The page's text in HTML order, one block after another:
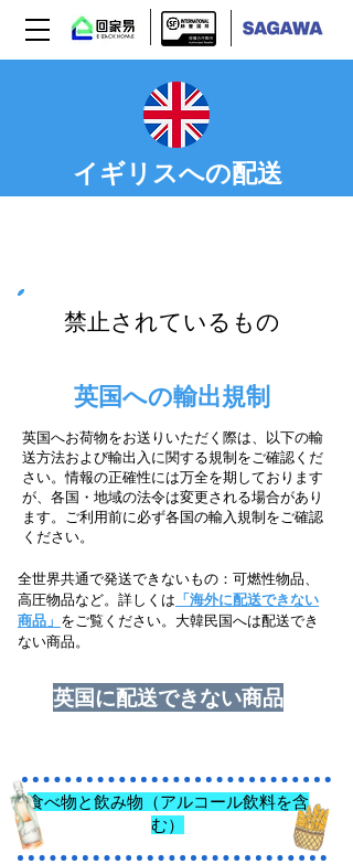
イギリスへの配送
禁止されているもの
英国への輸出規制
英国へお荷物をお送りいただく際は、以下の輸
送方法および輸出入に関する規制をご確認くだ
さい。情報の正確性には万全を期しております
が、各国・地域の法令は変更される場合があり
ます。ご利用前に必ず各国の輸入規制をご確認
ください。
全世界共通で発送できないもの：可燃性物品、
高圧物品など。詳しくは 「海外に配送できない
商品」 をご覧ください。大韓民国へは配送でき
ない商品。
英国に配送できない商品
食べ物と飲み物（アルコール飲料を含
む）